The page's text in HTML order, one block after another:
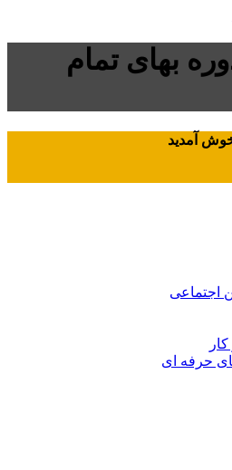
Skip to
بهای تمام
آمدید
اجتماعی
حرفه ای